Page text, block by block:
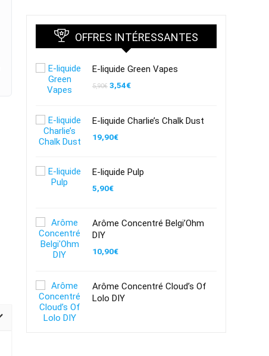
OFFRES INTÉRESSANTES
E-liquide Green Vapes
5,90€ Le
5,90€.
3,54€Le
3,54€.
E-liquide Charlie’s Chalk Dust
19,90€
E-liquide Pulp
5,90€
Arôme Concentré Belgi’Ohm
DIY
10,90€
Arôme Concentré Cloud’s Of
Lolo DIY